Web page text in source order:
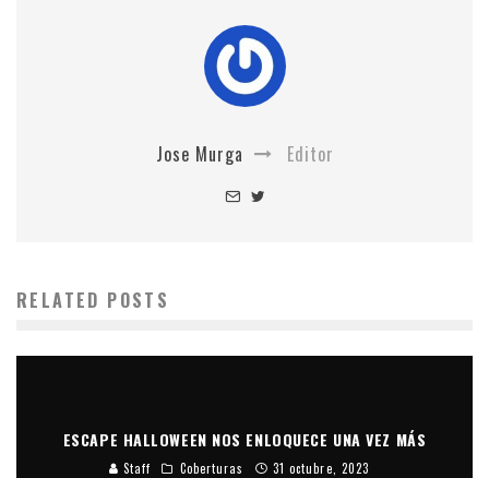
Jose Murga Editor
RELATED POSTS
ESCAPE HALLOWEEN NOS ENLOQUECE UNA VEZ MÁS
Staff Coberturas 31 octubre, 2023